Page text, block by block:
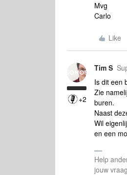
Mvg
Carlo
Like
+2
Tim S
Is dit een
Zie
buren.
Naast
Wil
en een
Help
jouw